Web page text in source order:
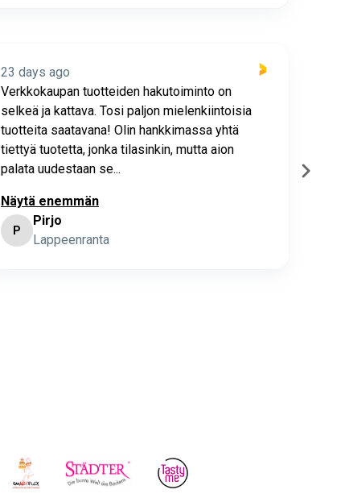
23 days ago
Verkkokaupan tuotteiden hakutoiminto on
selkeä ja kattava. Tosi paljon mielenkiintoisia
tuotteita saatavana! Olin hankkimassa yhtä
tiettyä tuotetta, jonka tilasinkin, mutta aion
palata uudestaan se...
Näytä enemmän
P
Pirjo
Lappeenranta